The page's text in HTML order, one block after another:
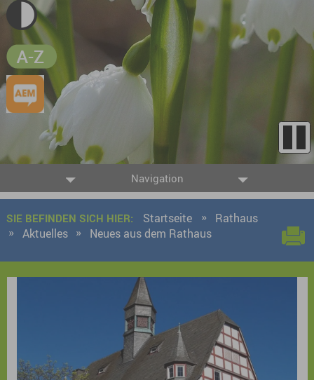
Navigation
SIE BEFINDEN SICH HIER: Startseite
Rathaus
Aktuelles
Neues aus dem Rathaus
9 Ergebnisse gefunden